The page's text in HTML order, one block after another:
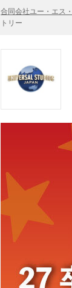
合同会社ユー・エス
トリー